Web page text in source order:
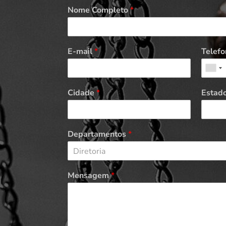
Nome Completo*
E-mail*
Cidade*
Departamentos*
Diretoria
Mensagem*